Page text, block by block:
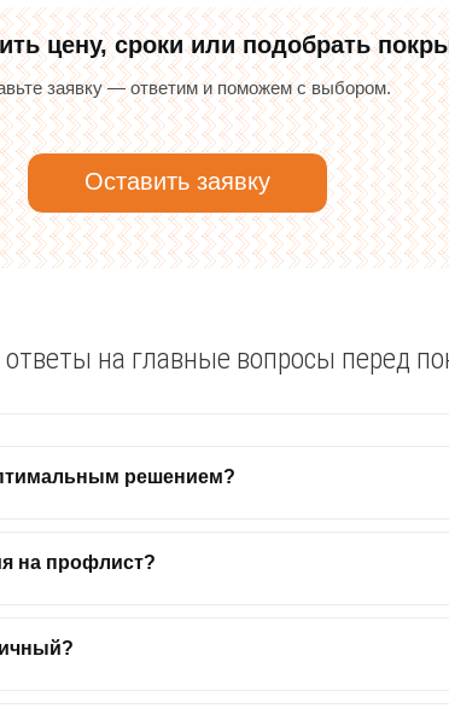
цену, сроки или подобрать
заявку — ответим и поможем с выбором.
Оставить заявку
на главные вопросы перед
решением?
на профлист?